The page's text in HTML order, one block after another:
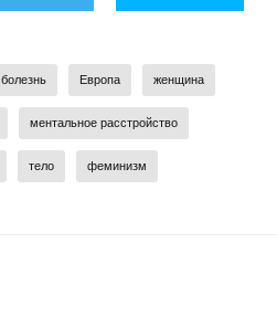
болезнь Европа женщина
ментальное расстройство
тело феминизм